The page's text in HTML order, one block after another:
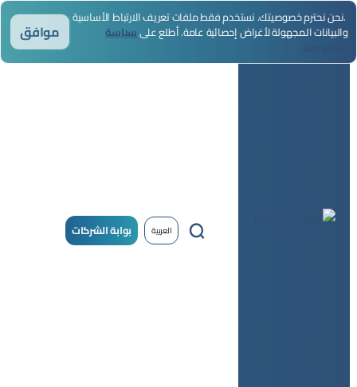
العربية بوابة الشركات
.نحن نحترم خصوصيتك. نستخدم فقط ملفات تعريف الارتباط الأساسية
والبيانات المجهولة لأغراض إحصائية عامة. أطلع علىسياسة موافق